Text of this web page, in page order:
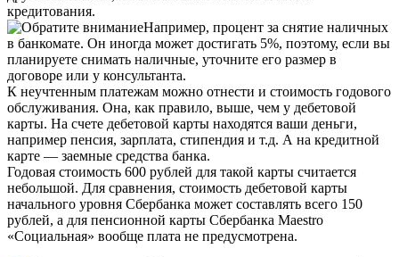
кредитования.
Например, процент за снятие наличных
в банкомате. Он иногда может достигать 5%, поэтому, если вы
планируете снимать наличные, уточните его размер в
договоре или у консультанта.
К неучтенным платежам можно отнести и стоимость годового
обслуживания. Она, как правило, выше, чем у дебетовой
карты. На счете дебетовой карты находятся ваши деньги,
например пенсия, зарплата, стипендия и т.д. А на кредитной
карте — заемные средства банка.
Годовая стоимость 600 рублей для такой карты считается
небольшой. Для сравнения, стоимость дебетовой карты
начального уровня Сбербанка может составлять всего 150
рублей, а для пенсионной карты Сбербанка Maestro
«Социальная» вообще плата не предусмотрена.